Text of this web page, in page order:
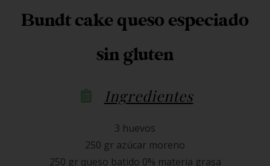
Bundt cake queso especiado
sin gluten
Ingredientes
3 huevos
250 gr azúcar moreno
250 gr queso batido 0% materia grasa